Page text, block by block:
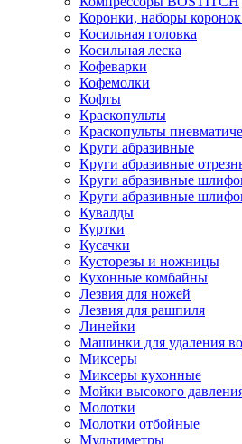
Коронки, наборы
Косильная головка
Косильная леска
Кофеварки
Кофемолки
Кофты
Краскопульты
Краскопульты
Круги абразивные
Круги абразивные
Круги абразивные
Круги абразивные
Кувалды
Куртки
Кусачки
Кусторезы и ножницы
Кухонные комбайны
Лезвия для ножей
Лезвия для рашпиля
Линейки
Машинки для удаления
Миксеры
Миксеры кухонные
Мойки высокого
Молотки
Молотки отбойные
Мультиметры